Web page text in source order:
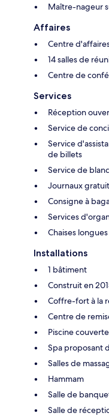
Maître-nageur
Affaires
Centre
14 salles de
Centre de
Services
Réception
Service de
Service
de billets
Service de
Journaux
Consigne à
Services
Chaises
Installations
1 bâtiment
Construit en
Coffre-fort à la
Centre de
Piscine couverte
Spa proposant
Salles de
Hammam
Salle de
Salle de